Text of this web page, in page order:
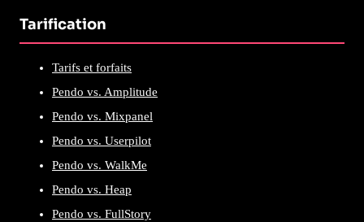
Tarification
Tarifs et forfaits
Pendo vs. Amplitude
Pendo vs. Mixpanel
Pendo vs. Userpilot
Pendo vs. WalkMe
Pendo vs. Heap
Pendo vs. FullStory